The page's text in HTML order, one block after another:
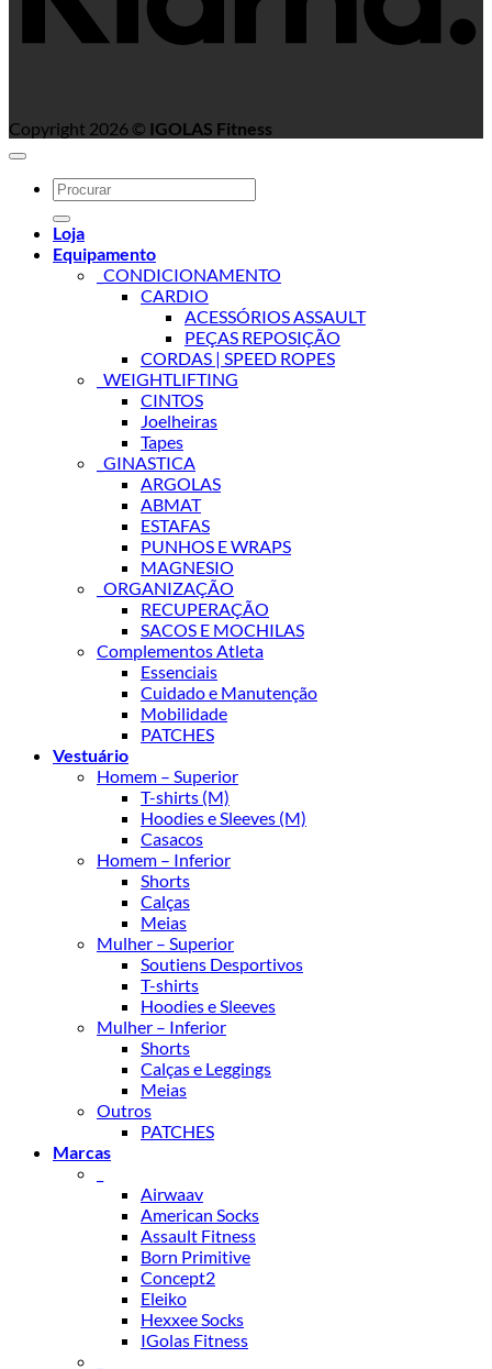
Copyright 2026 © IGOLAS Fitness
Search
for:
Loja
Equipamento
_CONDICIONAMENTO
CARDIO
ACESSÓRIOS ASSAULT
PEÇAS REPOSIÇÃO
CORDAS | SPEED ROPES
_WEIGHTLIFTING
CINTOS
Joelheiras
Tapes
_GINASTICA
ARGOLAS
ABMAT
ESTAFAS
PUNHOS E WRAPS
MAGNESIO
_ORGANIZAÇÃO
RECUPERAÇÃO
SACOS E MOCHILAS
Complementos Atleta
Essenciais
Cuidado e Manutenção
Mobilidade
PATCHES
Vestuário
Homem – Superior
T-shirts (M)
Hoodies e Sleeves (M)
Casacos
Homem – Inferior
Shorts
Calças
Meias
Mulher – Superior
Soutiens Desportivos
T-shirts
Hoodies e Sleeves
Mulher – Inferior
Shorts
Calças e Leggings
Meias
Outros
PATCHES
Marcas
Airwaav
American Socks
Assault Fitness
Born Primitive
Concept2
Eleiko
Hexxee Socks
IGolas Fitness